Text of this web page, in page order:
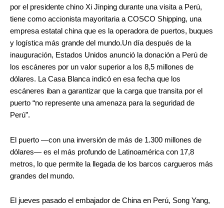
por el presidente chino Xi Jinping durante una visita a Perú,
tiene como accionista mayoritaria a COSCO Shipping, una
empresa estatal china que es la operadora de puertos, buques
y logística más grande del mundo.Un día después de la
inauguración, Estados Unidos anunció la donación a Perú de
los escáneres por un valor superior a los 8,5 millones de
dólares. La Casa Blanca indicó en esa fecha que los
escáneres iban a garantizar que la carga que transita por el
puerto “no represente una amenaza para la seguridad de
Perú”.
El puerto —con una inversión de más de 1.300 millones de
dólares— es el más profundo de Latinoamérica con 17,8
metros, lo que permite la llegada de los barcos cargueros más
grandes del mundo.
El jueves pasado el embajador de China en Perú, Song Yang,